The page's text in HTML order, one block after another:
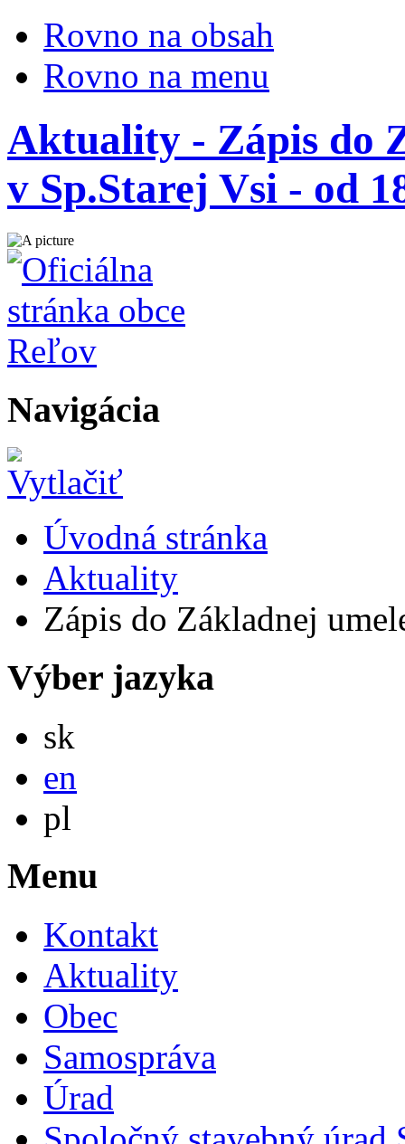
Rovno na obsah
Rovno na menu
Aktuality - Zápis do
v Sp.Starej Vsi - od
Navigácia
Úvodná stránka
Aktuality
Zápis do Základnej
Výber jazyka
sk
en
pl
Menu
Kontakt
Aktuality
Obec
Samospráva
Úrad